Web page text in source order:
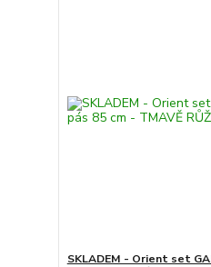
SKLADEM - Orient set